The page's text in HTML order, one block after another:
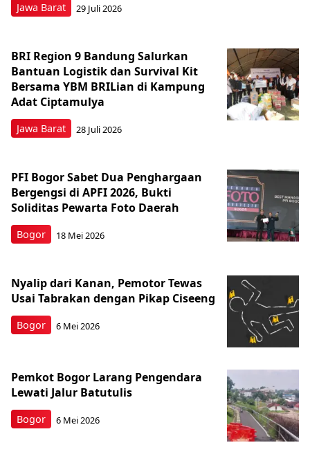
Jawa Barat 29 Juli 2026
Jawa Barat
BRI Region 9 Bandung Salurkan
Bantuan Logistik dan Survival Kit
Bersama YBM BRILian di Kampung
Adat Ciptamulya
28 Juli 2026
Bogor
PFI Bogor Sabet Dua Penghargaan
Bergengsi di APFI 2026, Bukti
Soliditas Pewarta Foto Daerah
18 Mei 2026
Bogor
Nyalip dari Kanan, Pemotor Tewas
Usai Tabrakan dengan Pikap Ciseeng
6 Mei 2026
Bogor
Pemkot Bogor Larang Pengendara
Lewati Jalur Batutulis
6 Mei 2026